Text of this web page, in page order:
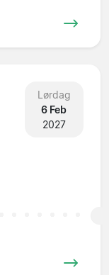
Lørdag
6 Feb
2027